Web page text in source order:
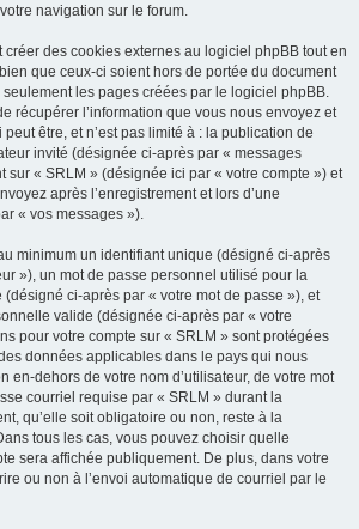
navigation sur le forum.
créer des cookies externes au logiciel phpBB tout en
que ceux-ci soient hors de portée du document
les pages créées par le logiciel phpBB.
récupérer l’information que vous nous envoyez et
être, et n’est pas limité à : la publication de
invité (désignée ci-après par « messages
sur « SRLM » (désignée ici par « votre compte ») et
après l’enregistrement et lors d’une
« vos messages »).
minimum un identifiant unique (désigné ci-après
»), un mot de passe personnel utilisé pour la
ci-après par « votre mot de passe »), et
valide (désignée ci-après par « votre
pour votre compte sur « SRLM » sont protégées
données applicables dans le pays qui nous
en-dehors de votre nom d’utilisateur, de votre mot
courriel requise par « SRLM » durant la
qu’elle soit obligatoire ou non, reste à la
tous les cas, vous pouvez choisir quelle
sera affichée publiquement. De plus, dans votre
ou non à l’envoi automatique de courriel par le